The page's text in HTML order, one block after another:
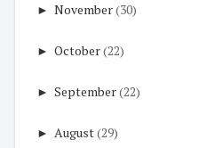
► November(30)
► October(22)
► September(22)
► August(29)